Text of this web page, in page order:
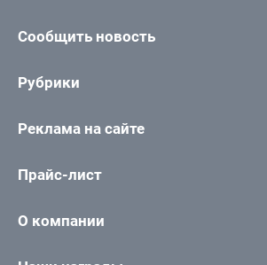
Сообщить новость
Рубрики
Реклама на сайте
Прайс-лист
О компании